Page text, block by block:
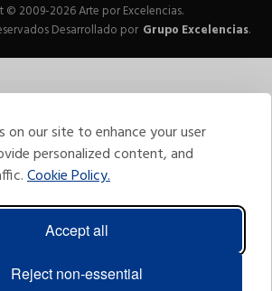
on our site to enhance your user
personalized content, and
Cookie Policy.
Accept all
Reject non-essential
© 2009-2026 Arte por Excelencias.
Desarrollado por Grupo Excelencias.